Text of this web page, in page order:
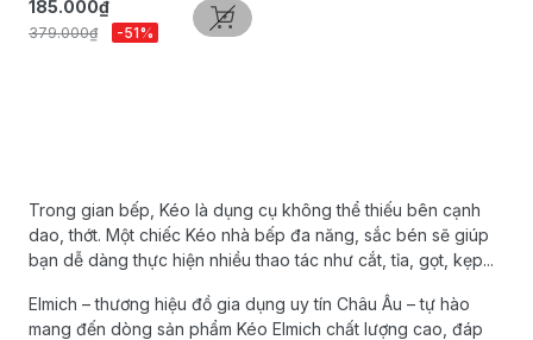
185.000₫
379.000₫ -51%
Trong gian bếp, Kéo là dụng cụ không thể thiếu bên cạnh
dao, thớt. Một chiếc Kéo nhà bếp đa năng, sắc bén sẽ giúp
bạn dễ dàng thực hiện nhiều thao tác như cắt, tỉa, gọt, kẹp...
Elmich – thương hiệu đồ gia dụng uy tín Châu Âu – tự hào
mang đến dòng sản phẩm Kéo Elmich chất lượng cao, đáp